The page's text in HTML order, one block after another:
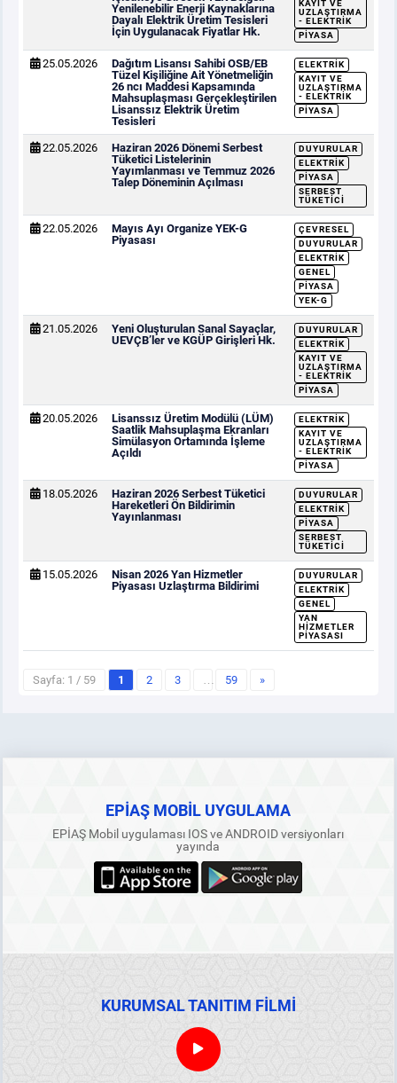
Yenilenebilir Enerji Kaynaklarına
Dayalı Elektrik Üretim Tesisleri
İçin Uygulanacak Fiyatlar Hk.
KAYIT VE
UZLAŞTIRMA
- ELEKTRIK
PIYASA
25.05.2026
Dağıtım Lisansı Sahibi OSB/EB
Tüzel Kişiliğine Ait Yönetmeliğin
26 ncı Maddesi Kapsamında
Mahsuplaşması Gerçekleştirilen
Lisanssız Elektrik Üretim
Tesisleri
ELEKTRIK
KAYIT VE
UZLAŞTIRMA
- ELEKTRIK
PIYASA
22.05.2026
Haziran 2026 Dönemi Serbest
Tüketici Listelerinin
Yayımlanması ve Temmuz 2026
Talep Döneminin Açılması
DUYURULAR
ELEKTRIK
PIYASA
SERBEST
TÜKETICI
22.05.2026
Mayıs Ayı Organize YEK-G
Piyasası
ÇEVRESEL
DUYURULAR
ELEKTRIK
GENEL
PIYASA
YEK-G
21.05.2026
Yeni Oluşturulan Sanal Sayaçlar,
UEVÇB’ler ve KGÜP Girişleri Hk.
DUYURULAR
ELEKTRIK
KAYIT VE
UZLAŞTIRMA
- ELEKTRIK
PIYASA
20.05.2026
Lisanssız Üretim Modülü (LÜM)
Saatlik Mahsuplaşma Ekranları
Simülasyon Ortamında İşleme
Açıldı
ELEKTRIK
KAYIT VE
UZLAŞTIRMA
- ELEKTRIK
PIYASA
18.05.2026
Haziran 2026 Serbest Tüketici
Hareketleri Ön Bildirimin
Yayınlanması
DUYURULAR
ELEKTRIK
PIYASA
SERBEST
TÜKETICI
15.05.2026
Nisan 2026 Yan Hizmetler
Piyasası Uzlaştırma Bildirimi
DUYURULAR
ELEKTRIK
GENEL
YAN
HIZMETLER
PIYASASI
Sayfa: 1 / 59 1 2 3 … 59 »
EPİAŞ MOBİL UYGULAMA
EPİAŞ Mobil uygulaması IOS ve ANDROID versiyonları
yayında
KURUMSAL TANITIM FİLMİ